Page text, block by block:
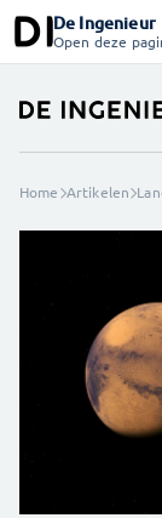
De Ingenieur
Open deze
Home Artikelen